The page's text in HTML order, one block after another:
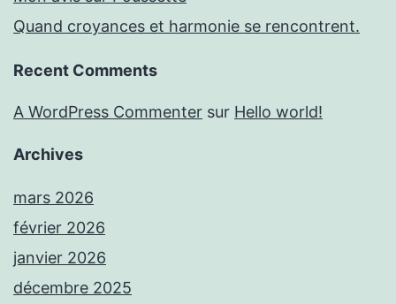
Quand croyances et harmonie se rencontrent.
Recent Comments
A WordPress Commenter sur Hello world!
Archives
mars 2026
février 2026
janvier 2026
décembre 2025